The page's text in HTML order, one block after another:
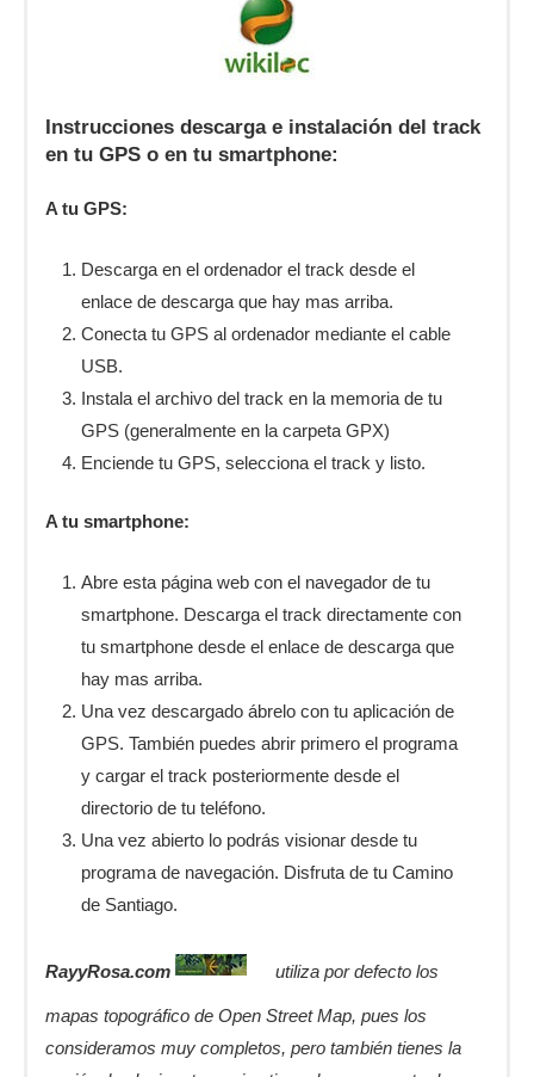
Instrucciones descarga e instalación del track
en tu GPS o en tu smartphone:
A tu GPS:
Descarga en el ordenador el track desde el
enlace de descarga que hay mas arriba.
Conecta tu GPS al ordenador mediante el cable
USB.
Instala el archivo del track en la memoria de tu
GPS (generalmente en la carpeta GPX)
Enciende tu GPS, selecciona el track y listo.
A tu smartphone:
Abre esta página web con el navegador de tu
smartphone. Descarga el track directamente con
tu smartphone desde el enlace de descarga que
hay mas arriba.
Una vez descargado ábrelo con tu aplicación de
GPS. También puedes abrir primero el programa
y cargar el track posteriormente desde el
directorio de tu teléfono.
Una vez abierto lo podrás visionar desde tu
programa de navegación. Disfruta de tu Camino
de Santiago.
RayyRosa.com utiliza por defecto los
mapas topográfico de Open Street Map, pues los
consideramos muy completos, pero también tienes la